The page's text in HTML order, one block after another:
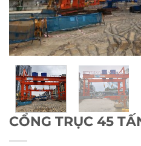
CỔNG TRỤC 45